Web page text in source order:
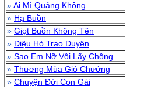
»Ai Mì Quảng Không
» Hạ Buồn
» Giọt Buồn Không Tên
» Điệu Hò Trao Duyên
» Sao Em Nỡ Vội Lấy Chồng
» Thương Mùa Gió Chướng
» Chuyện Đời Con Gái